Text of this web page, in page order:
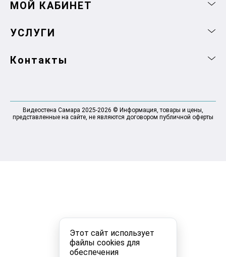
Этот сайт использует
файлы cookies для
обеспечения
МОЙ КАБИНЕТ
УСЛУГИ
Контакты
Видеостена Самара 2025-2026 © Информация, товары и цены,
представленные на сайте, не являются договором публичной оферты